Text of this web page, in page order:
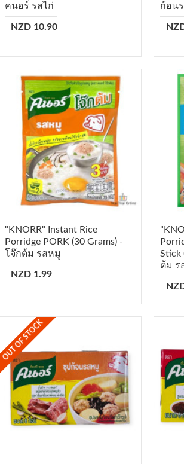
คนอร์ รสไก่
NZD 10.90
ก้อน
"KNORR" Instant Rice
Porridge PORK (30 Grams) -
โจ๊กต้ม รสหมู
NZD 1.99
Stick
ต้ม ร
OUT OF STOCK